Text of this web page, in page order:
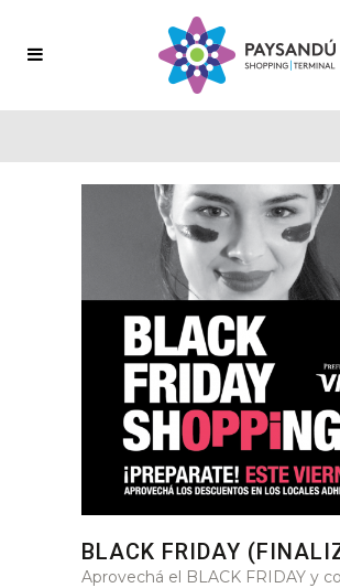
BLACK FRIDAY
Aprovechá el BLACK FRIDAY y